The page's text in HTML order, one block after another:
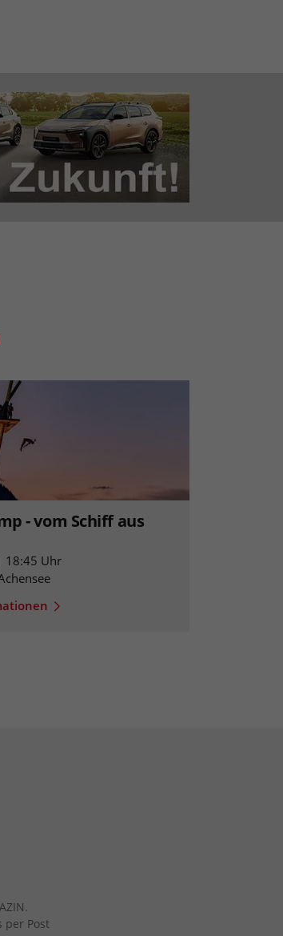
- vom Schiff aus
18:45 Uhr
per Post